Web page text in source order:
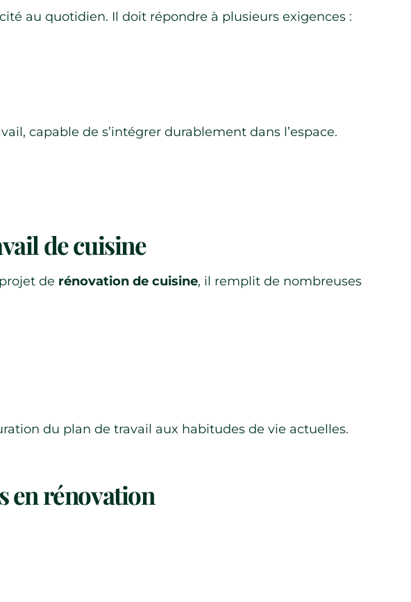
au quotidien. Il doit répondre à plusieurs exigences :
capable de s’intégrer durablement dans l’espace.
de cuisine
de rénovation de cuisine, il remplit de nombreuses
du plan de travail aux habitudes de vie actuelles.
en rénovation